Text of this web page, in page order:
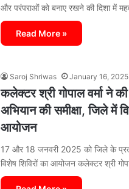
और परंपराओं को बनाए रखने की दिशा में
Read More »
Saroj Shriwas January 16, 2025
कलेक्टर श्री गोपाल वर्मा ने
अभियान की समीक्षा, जिले में
आयोजन
17 और 18 जनवरी 2025 को जिले के
विशेष शिविरों का आयोजन कलेक्टर श्री